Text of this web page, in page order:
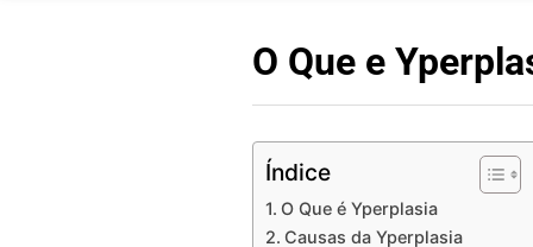
O Que e
Índice
O Que é Yperplasia
Causas da Yperplasia